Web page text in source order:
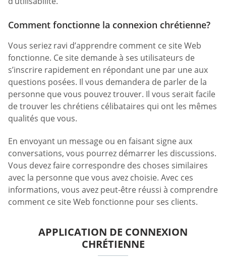
Comment fonctionne la connexion chrétienne?
Vous seriez ravi d’apprendre comment ce site Web
fonctionne. Ce site demande à ses utilisateurs de
s’inscrire rapidement en répondant une par une aux
questions posées. Il vous demandera de parler de la
personne que vous pouvez trouver. Il vous serait facile
de trouver les chrétiens célibataires qui ont les mêmes
qualités que vous.
En envoyant un message ou en faisant signe aux
conversations, vous pourrez démarrer les discussions.
Vous devez faire correspondre des choses similaires
avec la personne que vous avez choisie. Avec ces
informations, vous avez peut-être réussi à comprendre
comment ce site Web fonctionne pour ses clients.
APPLICATION DE CONNEXION
CHRÉTIENNE